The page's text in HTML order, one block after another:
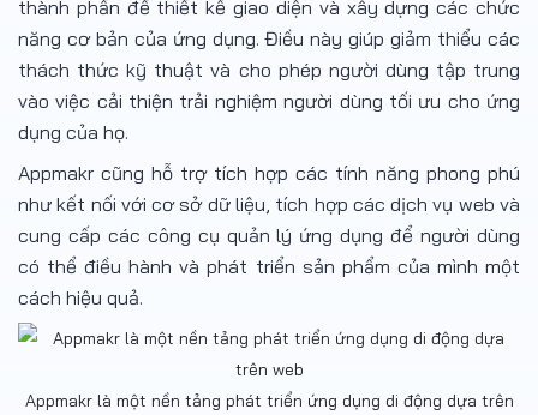
thành phần để thiết kế giao diện và xây dựng các chức
năng cơ bản của ứng dụng. Điều này giúp giảm thiểu các
thách thức kỹ thuật và cho phép người dùng tập trung
vào việc cải thiện trải nghiệm người dùng tối ưu cho ứng
dụng của họ.
Appmakr cũng hỗ trợ tích hợp các tính năng phong phú
như kết nối với cơ sở dữ liệu, tích hợp các dịch vụ web và
cung cấp các công cụ quản lý ứng dụng để người dùng
có thể điều hành và phát triển sản phẩm của mình một
cách hiệu quả.
Appmakr là một nền tảng phát triển ứng dụng di động dựa trên